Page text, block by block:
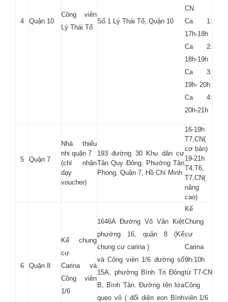
4 Quận 10
Công viên
Lý Thái Tổ
Số 1 Lý Thái Tổ, Quận 10
CN
Ca 1:
17h-18h
Ca 2:
18h-19h
Ca 3:
19h- 20h
Ca 4:
20h-21h
5 Quận 7
Nhà thiếu
nhi quận 7
(chỉ nhận
dạy
voucher)
193 đường 30 Khu dân cư
Tân Quy Đông, Phường Tân
Phong, Quận 7, Hồ Chí Minh
16-19h
T7,CN(
cơ bản)
19-21h
T4,T6,
T7,CN(
nâng
cao)
6 Quận 8
Kế chung
cư
Carina và
Công viên
1/6
1646A Đường Võ Văn Kiệt
phường 16, quận 8 (Kế
chung cư carina )
và Công viên 1/6 đường số
15A, phường Bình Trị Đông
B, Bình Tân. Đường tên lửa
quẹo vô ( đối diện eon Bình
Kế
Chung
cư
Carina
9h-10h
từ T7-CN
Công
viên 1/6